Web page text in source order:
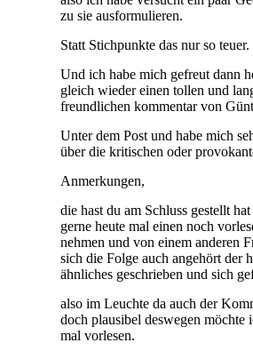
zu sie ausformulieren.
Statt Stichpunkte das nur so teuer.
Und ich habe mich gefreut dann
gleich wieder einen tollen und
freundlichen kommentar von
Unter dem Post und habe mich
über die kritischen oder
Anmerkungen,
die hast du am Schluss gestellt
gerne heute mal einen noch
nehmen und von einem anderen
sich die Folge auch angehört der
ähnliches geschrieben und sich
also im Leuchte da auch der
doch plausibel deswegen möchte
mal vorlesen.